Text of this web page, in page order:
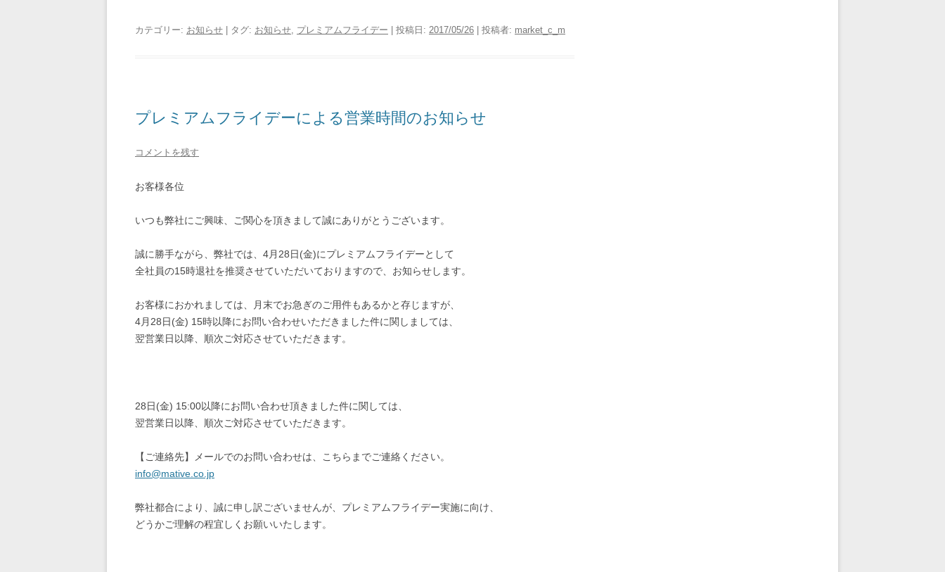
カテゴリー: お知らせ | タグ: お知らせ, プレミアムフライデー | 投稿日: 2017/05/26 投稿者: market_c_m
プレミアムフライデーによる営業時間のお知らせ
コメントを残す
お客様各位
いつも弊社にご興味、ご関心を頂きまして誠にありがとうございます。
誠に勝手ながら、弊社では、4月28日(金)にプレミアムフライデーとして
全社員の15時退社を推奨させていただいておりますので、お知らせします。
お客様におかれましては、月末でお急ぎのご用件もあるかと存じますが、
4月28日(金) 15時以降にお問い合わせいただきました件に関しましては、
翌営業日以降、順次ご対応させていただきます。
28日(金) 15:00以降にお問い合わせ頂きました件に関しては、
翌営業日以降、順次ご対応させていただきます。
【ご連絡先】メールでのお問い合わせは、こちらまでご連絡ください。
info@mative.co.jp
弊社都合により、誠に申し訳ございませんが、プレミアムフライデー実施に向け、
どうかご理解の程宜しくお願いいたします。